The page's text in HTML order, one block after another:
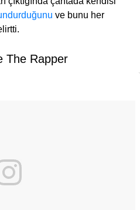
ve bunu her
The Rapper